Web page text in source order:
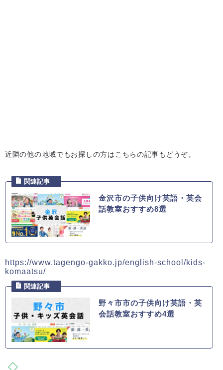
近隣の他の地域でもお探しの方はこちらの記事もどうぞ。
金沢市の子供向け英語・英会
話教室おすすめ8選
https://www.tagengo-gakko.jp/english-school/kids-
komaatsu/
野々市市の子供向け英語・英
会話教室おすすめ4選